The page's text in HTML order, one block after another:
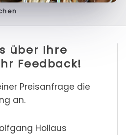
über Ihre
Feedback!
Preisanfrage die
an.
Hollaus